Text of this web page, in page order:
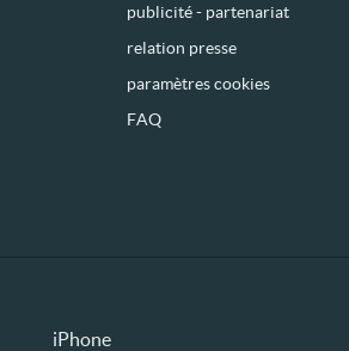
publicité - partenariat
relation presse
paramètres cookies
FAQ
iPhone